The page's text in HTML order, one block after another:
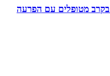
בקרב מטופלים עם הפרעה